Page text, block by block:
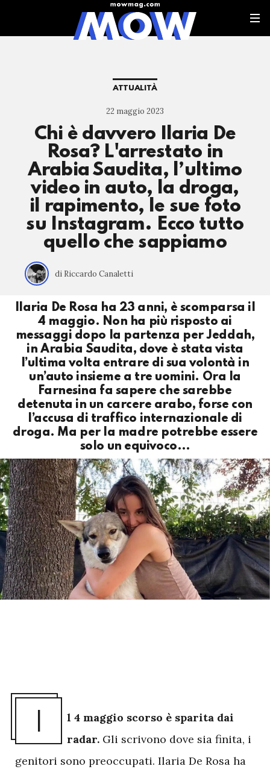
ATTUALITÀ
22 maggio 2023
Chi è davvero Ilaria De
Rosa? L'arrestato in
Arabia Saudita, l’ultimo
video in auto, la droga,
il rapimento, le sue foto
su Instagram. Ecco tutto
quello che sappiamo
di Riccardo Canaletti
Ilaria De Rosa ha 23 anni, è scomparsa il
4 maggio. Non ha più risposto ai
messaggi dopo la partenza per Jeddah,
in Arabia Saudita, dove è stata vista
l’ultima volta entrare di sua volontà in
un’auto insieme a tre uomini. Ora la
Farnesina fa sapere che sarebbe
detenuta in un carcere arabo, forse con
l’accusa di traffico internazionale di
droga. Ma per la madre potrebbe essere
solo un equivoco…
I
l 4 maggio scorso è sparita dai
radar. Gli scrivono dove sia finita, i
genitori sono preoccupati. Ilaria De Rosa ha